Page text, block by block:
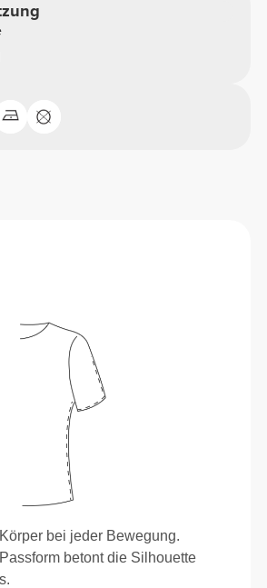
bei jeder Bewegung.
betont die Silhouette